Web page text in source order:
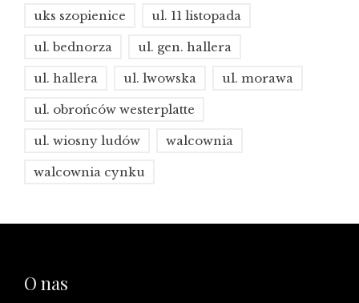
uks szopienice ul. 11 listopada
ul. bednorza ul. gen. hallera
ul. hallera ul. lwowska ul. morawa
ul. obrońców westerplatte
ul. wiosny ludów walcownia
walcownia cynku
O nas